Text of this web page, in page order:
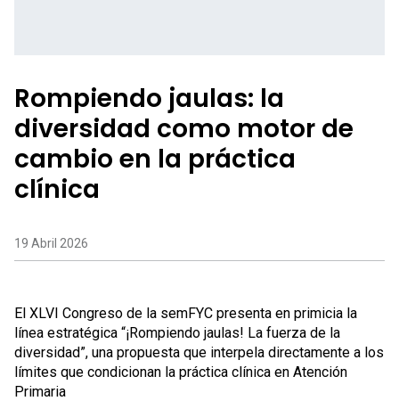
Rompiendo jaulas: la
diversidad como motor de
cambio en la práctica
clínica
19 Abril 2026
El XLVI Congreso de la semFYC presenta en primicia la
línea estratégica “¡Rompiendo jaulas! La fuerza de la
diversidad”, una propuesta que interpela directamente a los
límites que condicionan la práctica clínica en Atención
Primaria